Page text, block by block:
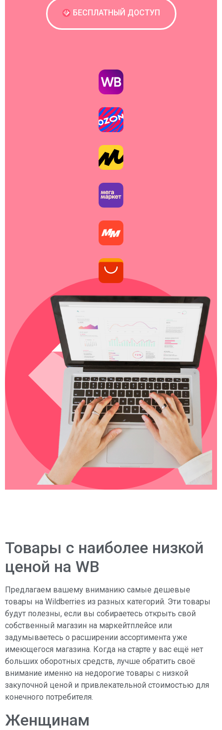
БЕСПЛАТНЫЙ ДОСТУП
Товары с наиболее низкой
ценой на WB
Предлагаем вашему вниманию самые дешевые
товары на Wildberries из разных категорий. Эти товары
будут полезны, если вы собираетесь открыть свой
собственный магазин на маркейтплейсе или
задумываетесь о расширении ассортимента уже
имеющегося магазина. Когда на старте у вас ещё нет
больших оборотных средств, лучше обратить своё
внимание именно на недорогие товары с низкой
закупочной ценой и привлекательной стоимостью для
конечного потребителя.
Женщинам